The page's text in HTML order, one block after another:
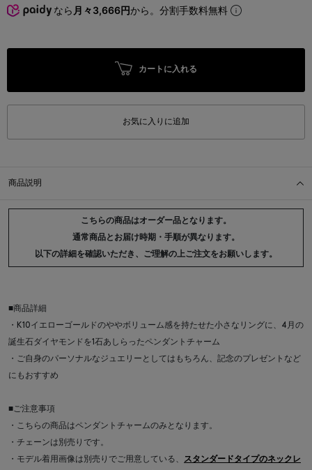
なら 月々3,666円から。分割手数料無料
カートに入れる
お気に入りに追加
商品説明
こちらの商品はオーダー品となります。
通常商品とお届け時期・手順が異なります。
以下の詳細を確認いただき、ご理解の上ご注文をお願いします。
■商品詳細
・K10イエローゴールドのややボリューム感を持たせた小さなリングに、4月の
誕生石ダイヤモンドを1石あしらったペンダントチャーム
・ご自身のパーソナルなジュエリーとしてはもちろん、記念のプレゼントなど
にもおすすめ
■ご注意事項
・こちらの商品はペンダントチャームのみとなります。
・チェーンは別売りです。
・モデル着用画像は別売りでご用意している、 スタンダードタイプのネックレ